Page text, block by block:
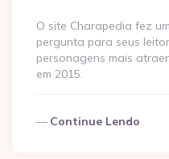
O site Charapedia fez
pergunta para seus
personagens mais
em 2015.
Continue Lendo